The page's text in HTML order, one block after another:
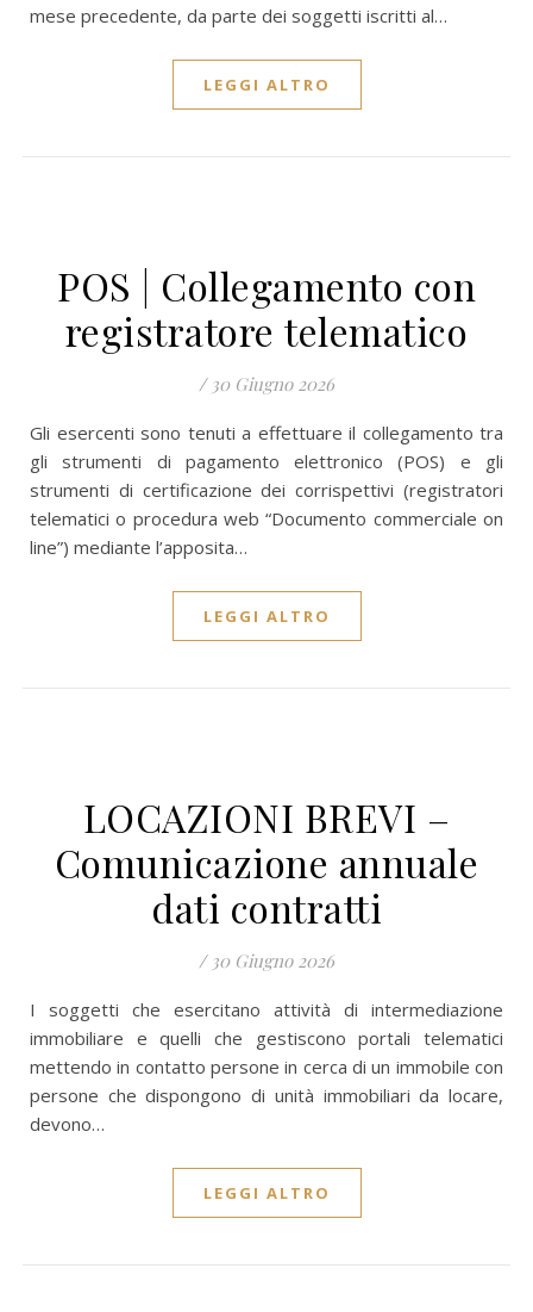
mese precedente, da parte dei soggetti iscritti al…
LEGGI ALTRO
POS | Collegamento con
registratore telematico
/ 30 Giugno 2026
Gli esercenti sono tenuti a effettuare il collegamento tra
gli strumenti di pagamento elettronico (POS) e gli
strumenti di certificazione dei corrispettivi (registratori
telematici o procedura web “Documento commerciale on
line”) mediante l’apposita…
LEGGI ALTRO
LOCAZIONI BREVI –
Comunicazione annuale
dati contratti
/ 30 Giugno 2026
I soggetti che esercitano attività di intermediazione
immobiliare e quelli che gestiscono portali telematici
mettendo in contatto persone in cerca di un immobile con
persone che dispongono di unità immobiliari da locare,
devono…
LEGGI ALTRO